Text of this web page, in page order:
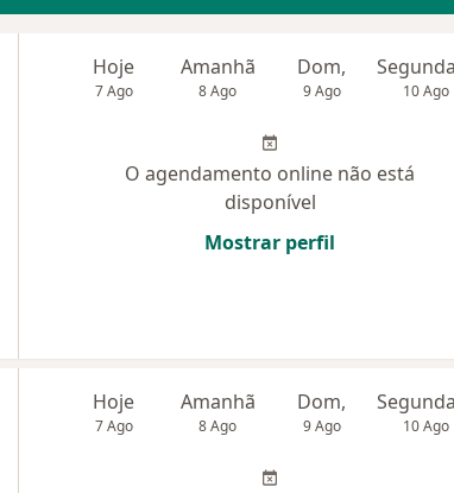
Hoje
7 Ago
Amanhã
8 Ago
Dom,
9 Ago 10 Ago
O agendamento online não está
disponível
Mostrar perfil
Hoje
7 Ago
Amanhã
8 Ago
Dom,
9 Ago 10 Ago